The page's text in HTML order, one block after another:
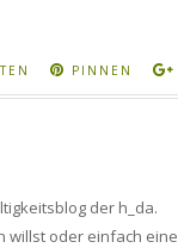
PINNEN
der h_da.
willst oder einfach eine